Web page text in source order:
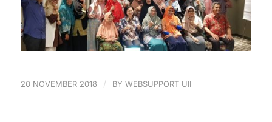
20 NOVEMBER 2018 / BY WEBSUPPORT UII